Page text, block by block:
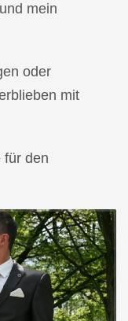
mein
oder
mit
für den